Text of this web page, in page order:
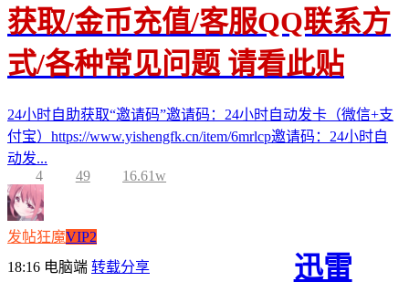
获取/金币充值/客服QQ联系方
式/各种常见问题 请看此贴
24小时自助获取“邀请码”邀请码：24小时自动发卡（微信+支
付宝）https://www.yishengfk.cn/item/6mrlcp邀请码：24小时自
动发...
4
49 16.61w
发帖狂魔VIP2
18:16 电脑端 转载分享
迅雷